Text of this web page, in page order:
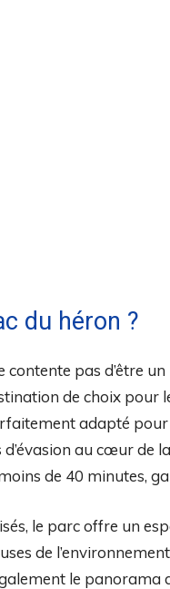
du héron ?
contente pas d’être
de choix pour
adapté pour
au cœur de
de 40 minutes,
le parc offre un
de
le panorama